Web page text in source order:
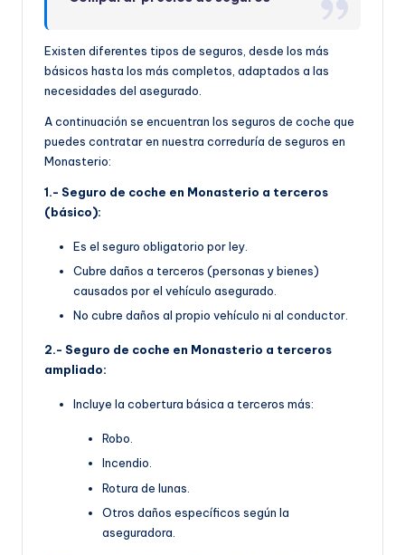
Existen diferentes tipos de seguros, desde los más
básicos hasta los más completos, adaptados a las
necesidades del asegurado.
A continuación se encuentran los seguros de coche que
puedes contratar en nuestra correduría de seguros en
Monasterio:
1.- Seguro de coche en Monasterio a terceros
(básico):
Es el seguro obligatorio por ley.
Cubre daños a terceros (personas y bienes)
causados por el vehículo asegurado.
No cubre daños al propio vehículo ni al conductor.
2.- Seguro de coche en Monasterio a terceros
ampliado:
Incluye la cobertura básica a terceros más:
Robo.
Incendio.
Rotura de lunas.
Otros daños específicos según la
aseguradora.